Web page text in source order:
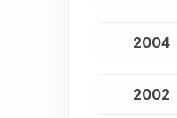
2004
2002